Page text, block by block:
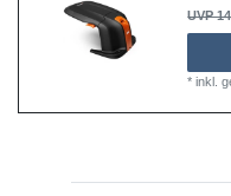
UVP
*inkl.